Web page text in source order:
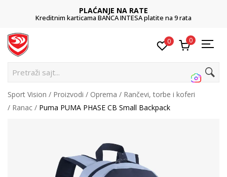
PLAĆANJE NA RATE
Kreditnim karticama BANCA INTESA platite na 9 rata
0 0
Pretraži sajt...
Sport Vision Proizvodi Oprema
Rančevi, torbe i koferi
Ranac
Puma PUMA PHASE CB Small Backpack